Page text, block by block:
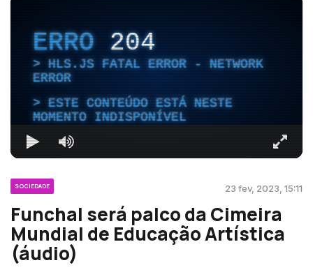
ERRO204
HLS.JS FATAL ERROR - NETWORK
ERROR
ESTE CONTEÚDO ESTÁ NESTE
MOMENTO INDISPONÍVEL
SOCIEDADE 23 fev, 2023, 15:11
Funchal será palco da Cimeira
Mundial de Educação Artística
(áudio)